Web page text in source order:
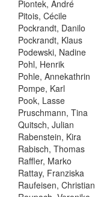
Piontek, André
Pitois, Cécile
Pockrandt, Danilo
Pockrandt, Klaus
Podewski, Nadine
Pohl, Henrik
Pohle, Annekathrin
Pompe, Karl
Pook, Lasse
Pruschmann, Tina
Quitsch, Julian
Rabenstein, Kira
Rabisch, Thomas
Raffler, Marko
Rattay, Franziska
Raufeisen, Christian